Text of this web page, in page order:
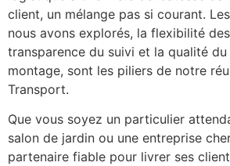
client, un mélange pas si courant.
nous avons explorés, la flexibilité
transparence du suivi et la qualité
montage, sont les piliers de notre
Transport.
Que vous soyez un particulier
salon de jardin ou une entreprise
partenaire fiable pour livrer ses